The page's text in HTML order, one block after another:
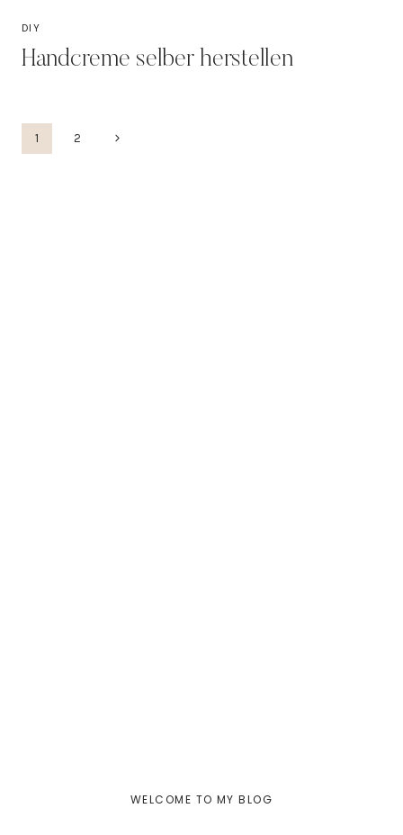
DIY
Handcreme selber herstellen
Seitennavigation
1 2
Nächste
WELCOME TO MY BLOG